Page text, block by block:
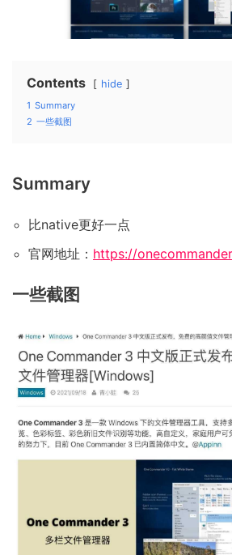
Contents hide
1 Summary
2 一些截图
Summary
比native更好一点
官网地址： https://
一些截图